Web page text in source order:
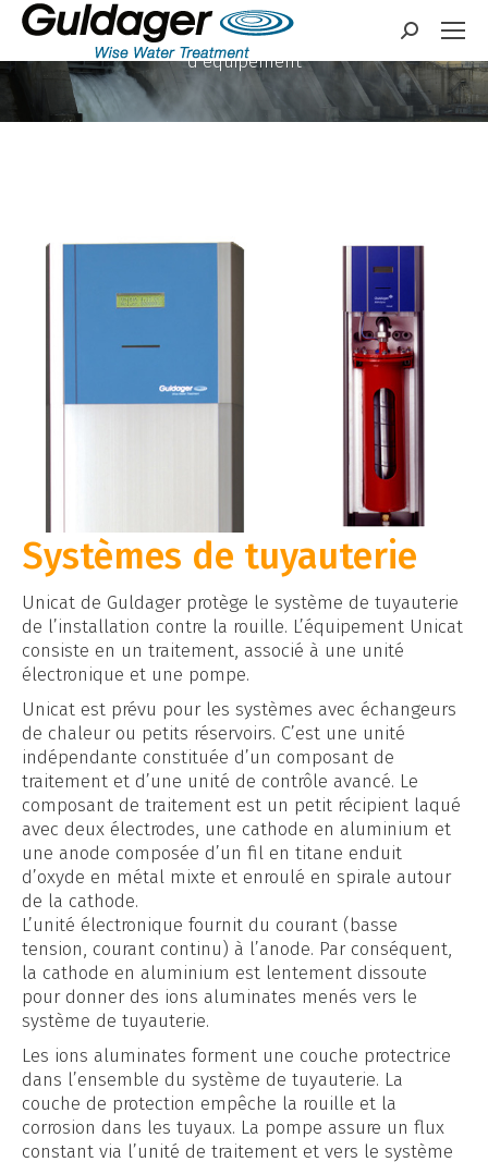
Search:
Fournisseur global de
solutions et
d’équipement
Systèmes de tuyauterie
Unicat de Guldager protège le système de tuyauterie
de l’installation contre la rouille. L’équipement Unicat
consiste en un traitement, associé à une unité
électronique et une pompe.
Unicat est prévu pour les systèmes avec échangeurs
de chaleur ou petits réservoirs. C’est une unité
indépendante constituée d’un composant de
traitement et d’une unité de contrôle avancé. Le
composant de traitement est un petit récipient laqué
avec deux électrodes, une cathode en aluminium et
une anode composée d’un fil en titane enduit
d’oxyde en métal mixte et enroulé en spirale autour
de la cathode.
L’unité électronique fournit du courant (basse
tension, courant continu) à l’anode. Par conséquent,
la cathode en aluminium est lentement dissoute
pour donner des ions aluminates menés vers le
système de tuyauterie.
Les ions aluminates forment une couche protectrice
dans l’ensemble du système de tuyauterie. La
couche de protection empêche la rouille et la
corrosion dans les tuyaux. La pompe assure un flux
constant via l’unité de traitement et vers le système